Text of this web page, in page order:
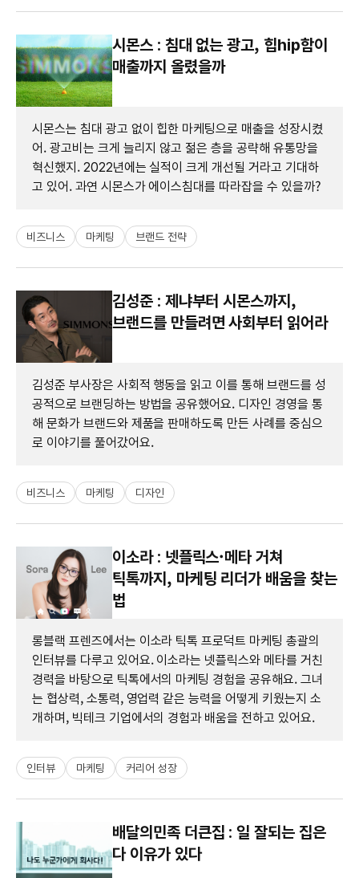
시몬스 : 침대 없는 광고, 힙hip함이
매출까지 올렸을까
시몬스는 침대 광고 없이 힙한 마케팅으로 매출을 성장시켰
어. 광고비는 크게 늘리지 않고 젊은 층을 공략해 유통망을
혁신했지. 2022년에는 실적이 크게 개선될 거라고 기대하
고 있어. 과연 시몬스가 에이스침대를 따라잡을 수 있을까?
비즈니스 마케팅 브랜드 전략
김성준 : 제냐부터 시몬스까지,
브랜드를 만들려면 사회부터 읽어라
김성준 부사장은 사회적 행동을 읽고 이를 통해 브랜드를 성
공적으로 브랜딩하는 방법을 공유했어요. 디자인 경영을 통
해 문화가 브랜드와 제품을 판매하도록 만든 사례를 중심으
로 이야기를 풀어갔어요.
비즈니스 마케팅 디자인
이소라 : 넷플릭스·메타 거쳐
틱톡까지, 마케팅 리더가 배움을 찾는
법
롱블랙 프렌즈에서는 이소라 틱톡 프로덕트 마케팅 총괄의
인터뷰를 다루고 있어요. 이소라는 넷플릭스와 메타를 거친
경력을 바탕으로 틱톡에서의 마케팅 경험을 공유해요. 그녀
는 협상력, 소통력, 영업력 같은 능력을 어떻게 키웠는지 소
개하며, 빅테크 기업에서의 경험과 배움을 전하고 있어요.
인터뷰 마케팅 커리어 성장
배달의민족 더큰집 : 일 잘되는 집은
다 이유가 있다